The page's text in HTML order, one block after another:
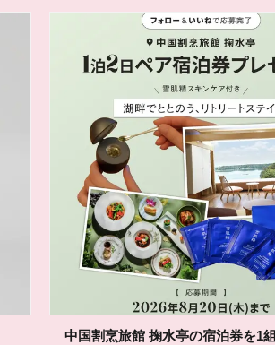
中国割烹旅館 掬水亭の宿泊券を1